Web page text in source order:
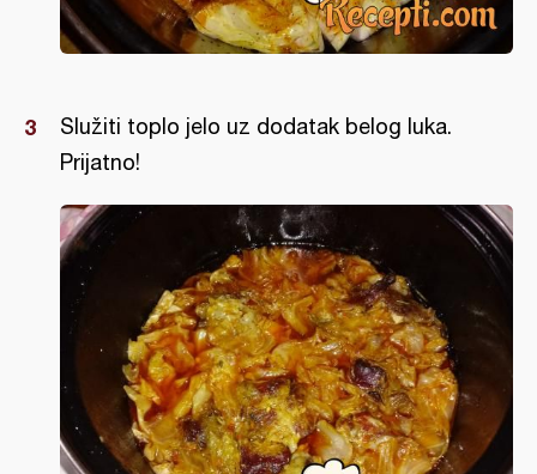
Služiti toplo jelo uz dodatak belog luka.
Prijatno!